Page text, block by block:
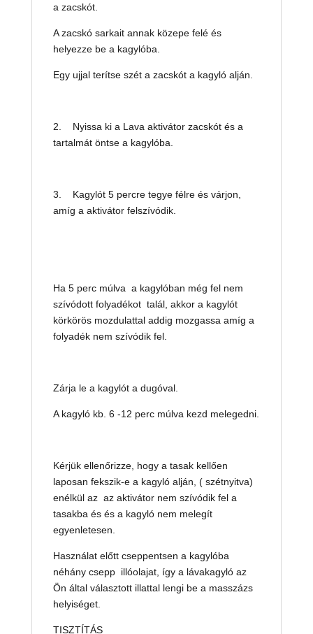
a zacskót.
A zacskó sarkait annak közepe felé és
helyezze be a kagylóba.
Egy ujjal terítse szét a zacskót a kagyló alján.
2. Nyissa ki a Lava aktivátor zacskót és a
tartalmát öntse a kagylóba.
3. Kagylót 5 percre tegye félre és várjon,
amíg a aktivátor felszívódik.
Ha 5 perc múlva a kagylóban még fel nem
szívódott folyadékot talál, akkor a kagylót
körkörös mozdulattal addig mozgassa amíg a
folyadék nem szívódik fel.
Zárja le a kagylót a dugóval.
A kagyló kb. 6 -12 perc múlva kezd melegedni.
Kérjük ellenőrizze, hogy a tasak kellően
laposan fekszik-e a kagyló alján, ( szétnyitva)
enélkül az az aktivátor nem szívódik fel a
tasakba és és a kagyló nem melegít
egyenletesen.
Használat előtt cseppentsen a kagylóba
néhány csepp illóolajat, így a lávakagyló az
Ön által választott illattal lengi be a masszázs
helyiséget.
TISZTÍTÁS